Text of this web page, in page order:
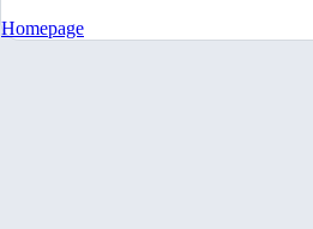
Homepage